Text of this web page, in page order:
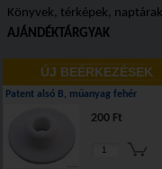
Könyvek, térképek, naptárak
AJÁNDÉKTÁRGYAK
ÚJ BEÉRKEZÉSEK
Patent alsó B, műanyag fehér
200 Ft